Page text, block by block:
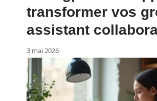
transformer vos
assistant
3 mai 2026